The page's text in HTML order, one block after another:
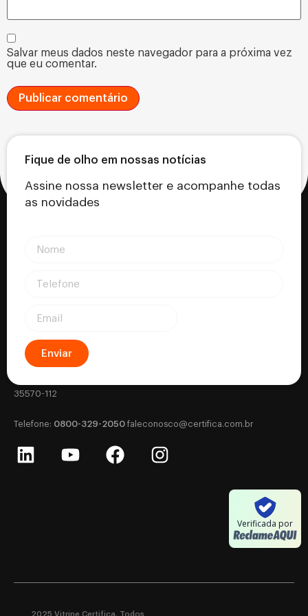
Salvar meus dados neste navegador para a próxima vez
que eu comentar.
Fique de olho em nossas notícias
Assine nossa newsletter e acompanhe todas
as novidades
Enviar
Certifica - Autoridade Certificadora CNPJ: 18.530.917/0001-63
35570-112
‎Telefone: 0800-329-2050 faleconosco@certifica.com.br
Verificada por
2025 Vitrine Certifica. Todos